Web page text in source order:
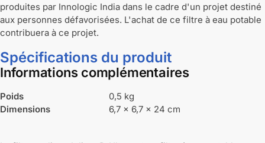
produites par Innologic India dans le cadre d'un projet destiné
aux personnes défavorisées. L'achat de ce filtre à eau potable
contribuera à ce projet.
Spécifications du produit
Informations complémentaires
Poids
0,5 kg
Dimensions
6,7 × 6,7 × 24 cm